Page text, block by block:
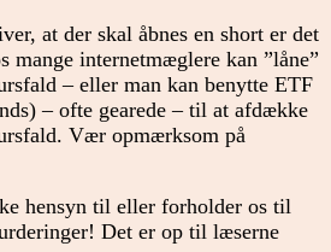
at der skal åbnes en short er det
mange internetmæglere kan ”låne”
– eller man kan benytte ETF
– ofte gearede – til at afdække
Vær opmærksom på
hensyn til eller forholder os til
Det er op til læserne